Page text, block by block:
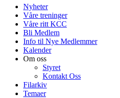
Nyheter
Våre treninger
Våre ritt KCC
Bli Medlem
Info til Nye Medlemmer
Kalender
Om oss
Styret
Kontakt Oss
Filarkiv
Temaer